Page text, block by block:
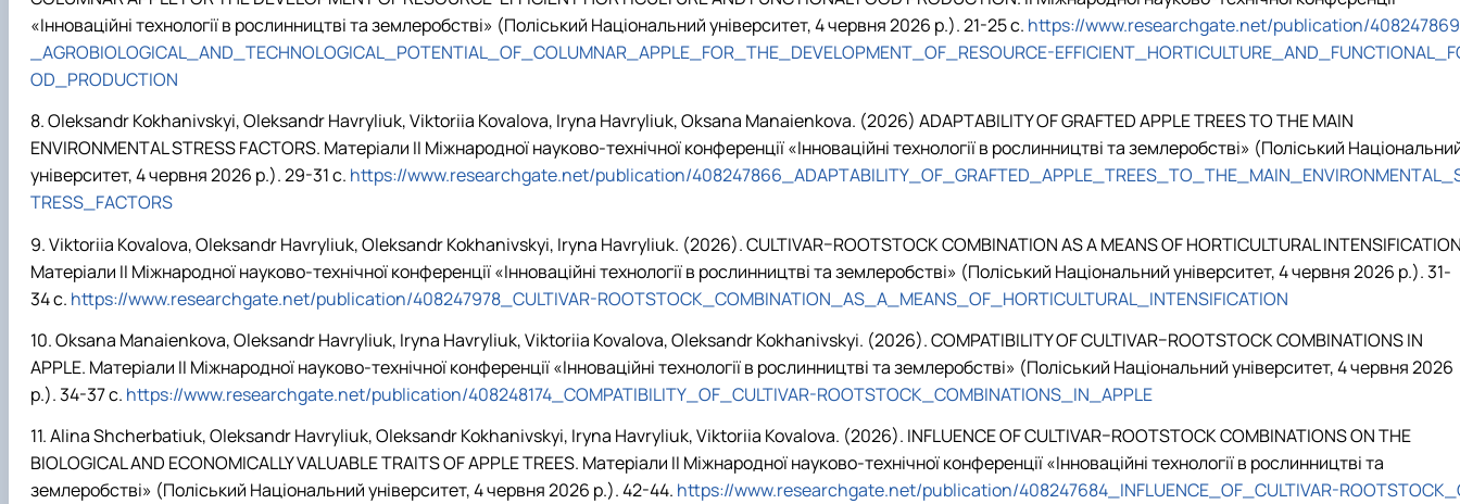
«Інноваційні технології в рослинництві та землеробстві» (Поліський Національний університет, 4 червня 2026 р.).21-25 с. https://www.researchgate.net/publication/408247869
_AGROBIOLOGICAL_AND_TECHNOLOGICAL_POTENTIAL_OF_COLUMNAR_APPLE_FOR_THE_DEVELOPMENT_OF_RESOURCE-
OD_PRODUCTION
Oleksandr Kokhanivskyi, Oleksandr Havryliuk, Viktoriia Kovalova, Iryna Havryliuk,Oksana Manaienkova. (2026) ADAPTABILITY OF GRAFTED APPLE TREES TO THE MAIN
ENVIRONMENTAL STRESS FACTORS. Матеріали ІІ Міжнародної науково-технічної конференції «Інноваційні технології в рослинництві та землеробстві» (Поліський
університет, 4 червня 2026 р.). 29-31 с. https://www.researchgate.net/publication/
TRESS_FACTORS
Viktoriia Kovalova, Oleksandr Havryliuk, Oleksandr Kokhanivskyi, Iryna Havryliuk. (2026). CULTIVAR–ROOTSTOCK COMBINATION AS A MEANS OF HORTICULTURAL
Матеріали ІІ Міжнародної науково-технічної конференції «Інноваційні технології в рослинництві та землеробстві» (Поліський Національний університет, 4 червня 2026 р.). 31-
34 с. https://www.researchgate.net/publication/408247978_CULTIVAR-ROOTSTOCK_COMBINATION_AS_A_MEANS_OF_HORTICULTURAL_INTENSIFICATION
Oksana Manaienkova, Oleksandr Havryliuk, Iryna Havryliuk, Viktoriia Kovalova, Oleksandr Kokhanivskyi. (2026). COMPATIBILITY OF CULTIVAR–ROOTSTOCK COMBINATIONS IN
APPLE. Матеріали ІІ Міжнародної науково-технічної конференції «Інноваційні технології в рослинництві та землеробстві» (Поліський Національний університет, 4 червня 2026
р.). 34-37 с. https://www.researchgate.net/publication/408248174_COMPATIBILITY_OF_CULTIVAR-ROOTSTOCK_COMBINATIONS_IN_APPLE
Alina Shcherbatiuk, Oleksandr Havryliuk, Oleksandr Kokhanivskyi, Iryna Havryliuk, Viktoriia Kovalova. (2026). INFLUENCE OF CULTIVAR–ROOTSTOCK COMBINATIONS ON THE
BIOLOGICAL AND ECONOMICALLY VALUABLE TRAITS OF APPLE TREES. Матеріали ІІ Міжнародної науково-технічної конференції «Інноваційні технології в рослинництві та
землеробстві» (Поліський Національний університет, 4 червня 2026 р.). 42-44. https://www.researchgate.net/publication/408247684_INFLUENCE_OF_CULTIVAR-